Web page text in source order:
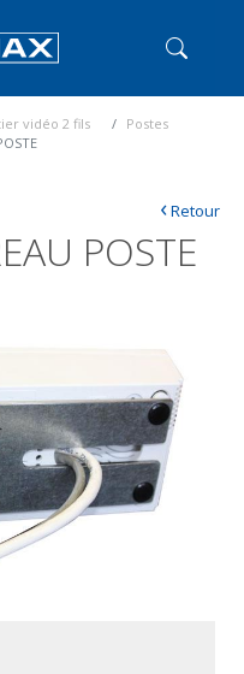
vidéo 2 fils
Postes
POSTE
‹Retour